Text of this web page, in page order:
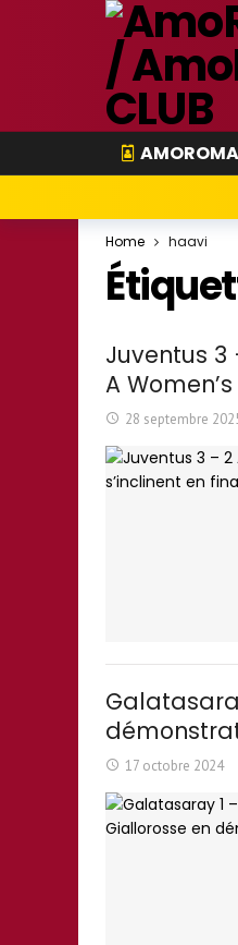
Home haavi
Juventus 3
A
28 septembre
17 octobre 2024